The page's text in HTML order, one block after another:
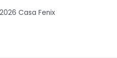
Casa Fenix